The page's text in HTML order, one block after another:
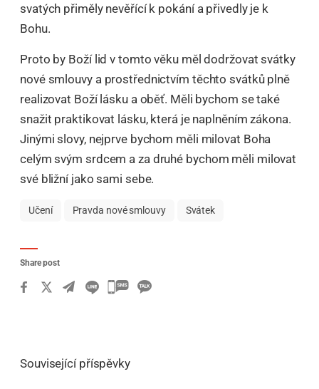
svatých přiměly nevěřící k pokání a přivedly je k
Bohu.
Proto by Boží lid v tomto věku měl dodržovat svátky
nové smlouvy a prostřednictvím těchto svátků plně
realizovat Boží lásku a oběť. Měli bychom se také
snažit praktikovat lásku, která je naplněním zákona.
Jinými slovy, nejprve bychom měli milovat Boha
celým svým srdcem a za druhé bychom měli milovat
své bližní jako sami sebe.
Učení Pravda nové smlouvy Svátek
Share post
카
Související příspěvky